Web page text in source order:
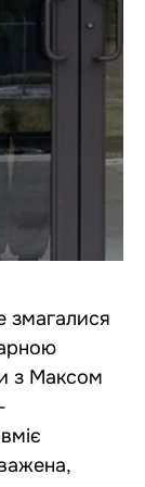
змагалися
з Максом